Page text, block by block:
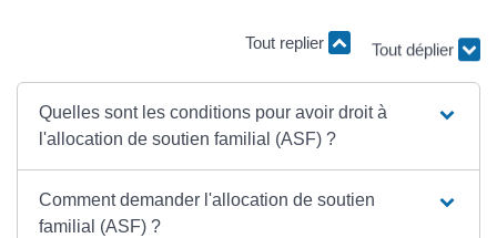
Tout replier
Tout déplier
Quelles sont les conditions pour avoir droit à
l'allocation de soutien familial (ASF) ?
Comment demander l'allocation de soutien
familial (ASF) ?